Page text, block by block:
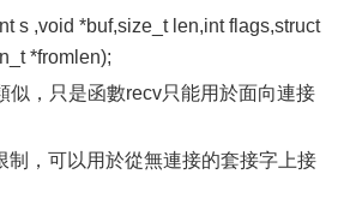
s ,void *buf,size_t len,int flags,struct
*fromlen);
似，只是函數recv只能用於面向連接
制，可以用於從無連接的套接字上接